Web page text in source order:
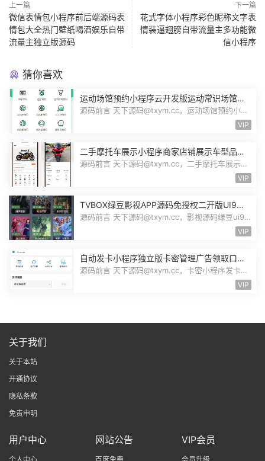
上一篇
微信表情包小程序前后端源码表
情包大全热门壁纸喝酒娱乐自带
流量主独立版源码
下一篇
花式字体小程序彩色昵称文字表
情装逼翅膀自带流量主多功能微
信小程序
猜你喜欢
运动场馆预约小程序云开发版运动常识场馆动
态羽毛球健身房乒乓球预约管理预约凭证源码
源码前言 天下源码@txym.cc，运动场馆预约小程
VIP
二手摩托车展示小程序商家店铺展示车型品牌
管理摩托车信息发布用户交互联系源码
源码前言 天下源码@txym.cc，二手摩托车展示小
VIP
TVBOX绿豆影视APP源码免授权二开版UI9影
视排行榜TV端手机端完整版源码追剧影视
源码前言 天下源码@txym.cc，影视源码绿豆ui9
VIP
自动发卡小程序独立版卡密管理广告领取口令
领取裂变扩展流量主小程序Custom
源码前言 天下源码@txym.cc，卡密小程序发卡小
VIP
关于我们
关于本站
开通协议
隐私条款
免责申明
用户中心 网站公告 VIP会员